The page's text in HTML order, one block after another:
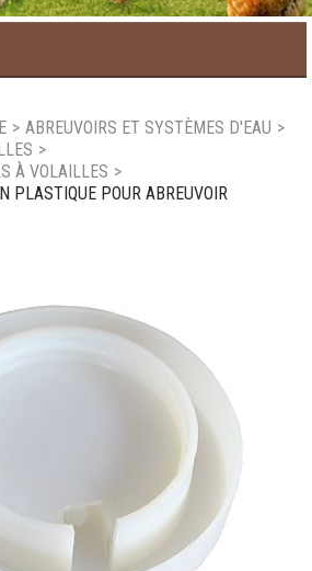
de produit
produits
Nous joindre
> ABREUVOIRS ET SYSTÈMES D'EAU >
>
À VOLAILLES >
PLASTIQUE POUR ABREUVOIR